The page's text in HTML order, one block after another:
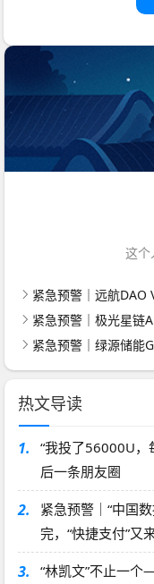
这个
紧急预警｜远航DAO Voyage：8月下旬
紧急预警｜极光星链
紧急预警｜绿源储能Green
热文导读
1.
“我投了56000U
后一条朋友圈
2.
紧急预警｜“中国
完，“快捷支付”又
3.
“林凯文”不止一